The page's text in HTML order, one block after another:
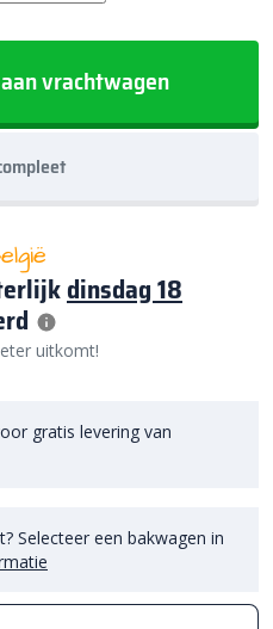
vrachtwagen
dinsdag 18
uitkomt!
gratis levering van
Selecteer een bakwagen in